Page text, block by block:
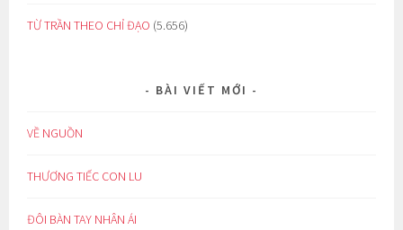
TỪ TRẦN THEO CHỈ ĐẠO (5.656)
BÀI VIẾT MỚI
VỀ NGUỒN
THƯƠNG TIẾC CON LU
ĐÔI BÀN TAY NHÂN ÁI